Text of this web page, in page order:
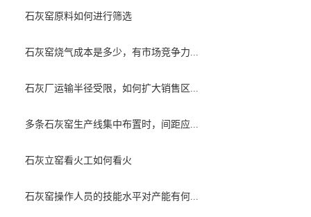
石灰窑原料如何进行筛选
石灰窑烧气成本是多少，有市场竞争力...
石灰厂运输半径受限，如何扩大销售区...
多条石灰窑生产线集中布置时，间距应...
石灰立窑看火工如何看火
石灰窑操作人员的技能水平对产能有何...